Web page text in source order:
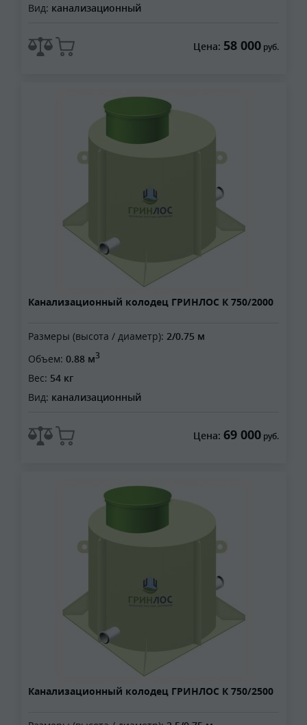
Вид: канализационный
Цена: 58 000 руб.
Канализационный колодец ГРИНЛОС К 750/2000
Размеры (высота / диаметр): 2/0.75 м
Объем: 0.88 м3
Вес: 54 кг
Вид: канализационный
Цена: 69 000 руб.
Канализационный колодец ГРИНЛОС К 750/2500